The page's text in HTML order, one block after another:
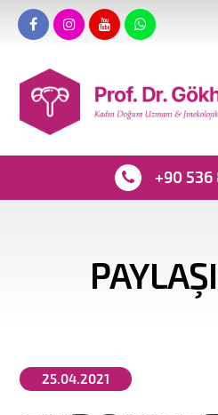
+90 536
25.04.2021